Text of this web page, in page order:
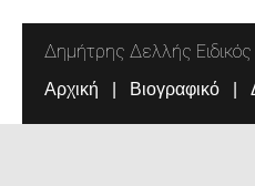
Δημήτρης Δελλής
Αρχική Βιογραφικό